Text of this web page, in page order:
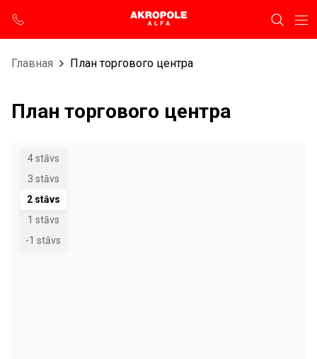
Главная План торгового центра
План торгового центра